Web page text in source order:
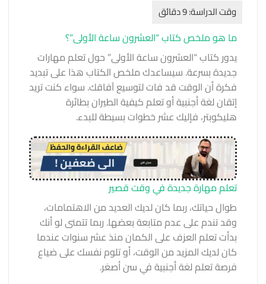
ما هو ملخص كتاب “العشرون ساعة الأولى”؟
يدور كتاب “العشرون ساعة الأولى” حول تعلم مهارات
جديدة بسرعة. سيساعدك ملخص الكتاب هذا على تبديد
فكرة أن الوقت قد فات لتوسيع آفاقك. سواء كنت تريد
إتقان لغة أجنبية أو تعلم كيفية الطيران بطائرة
هليكوبتر، فإليك عشر خطوات بسيطة للبدء.
تعلم مهارة جديدة في وقت قصير
طوال حياتك، ربما كان لديك العديد من الاهتمامات،
وقد تندم على عدم متابعة بعضها. ربما تتمنى لو أنك
بدأت تعلم العزف على الكمان منذ عشر سنوات عندما
كان لديك المزيد من الوقت، أو تلوم نفسك على ضياع
فرصة تعلم لغة أجنبية في سن أصغر.